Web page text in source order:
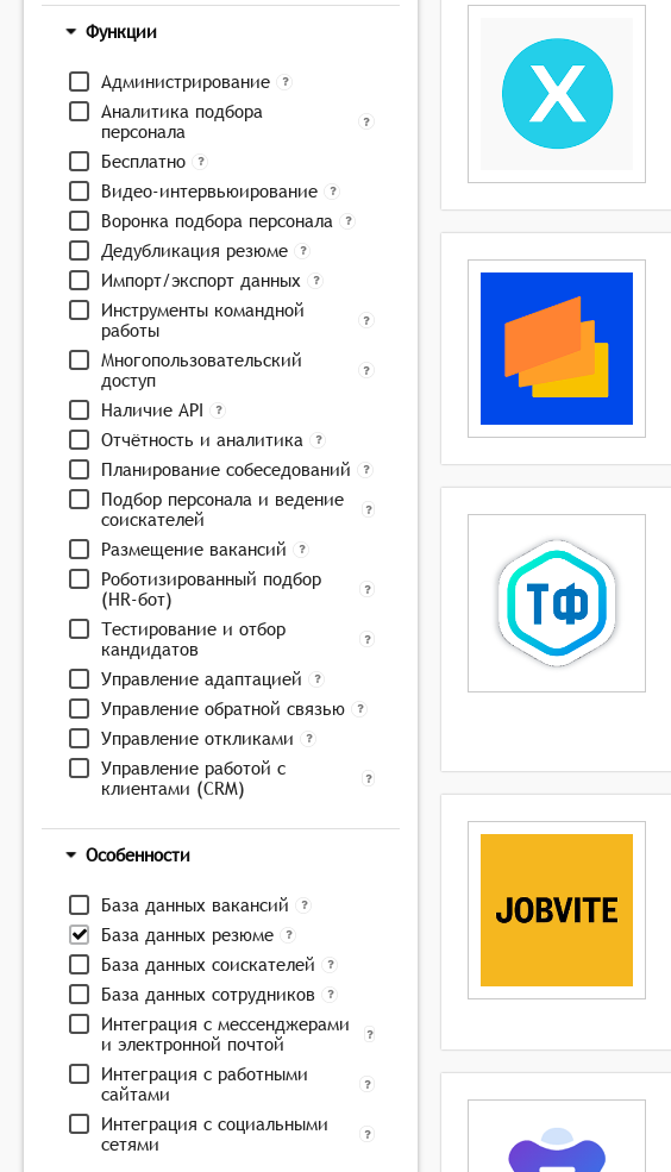
Функции
Администрирование
Аналитика подбора
персонала
Бесплатно
Видео-интервьюирование
Воронка подбора персонала
Дедубликация резюме
Импорт/экспорт данных
Инструменты командной
работы
Многопользовательский
доступ
Наличие API
Отчётность и аналитика
Планирование собеседований
Подбор персонала и ведение
соискателей
Размещение вакансий
Роботизированный подбор
(HR-бот)
Тестирование и отбор
кандидатов
Управление адаптацией
Управление обратной связью
Управление откликами
Управление работой с
клиентами (CRM)
Особенности
База данных вакансий
База данных резюме
База данных соискателей
База данных сотрудников
Интеграция с мессенджерами
и электронной почтой
Интеграция с работными
сайтами
Интеграция с социальными
сетями